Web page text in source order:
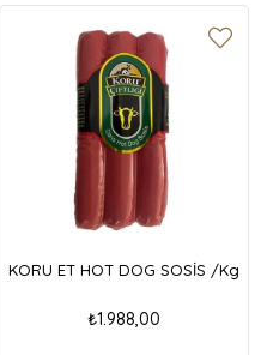
KORU ET HOT DOG SOSİS /Kg
₺1.988,00